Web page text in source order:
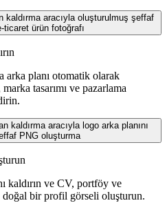
planı otomatik olarak
tasarımı ve pazarlama
kaldırın ve CV, portföy ve
bir profil görseli oluşturun.